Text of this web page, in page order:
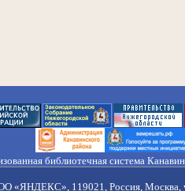
библиотечная система
Правила обработки
«ЯНДЕКС», 119021, Россия, Москва,